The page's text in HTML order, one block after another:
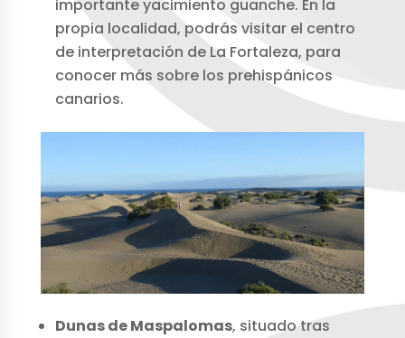
importante yacimiento guanche. En la
propia localidad, podrás visitar el centro
de interpretación de La Fortaleza, para
conocer más sobre los prehispánicos
canarios.
Dunas de Maspalomas, situado tras